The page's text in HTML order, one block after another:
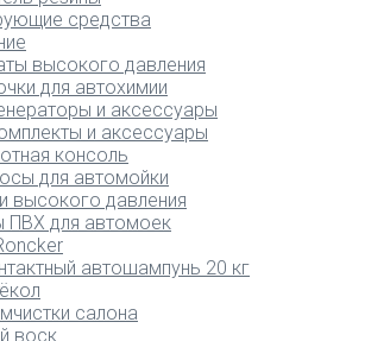
средства
высокого давления
для автохимии
и аксессуары
и аксессуары
консоль
для автомойки
высокого давления
ПВХ для автомоек
автошампунь 20 кг
салона
воск